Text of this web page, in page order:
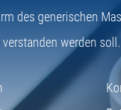
des generischen
werden soll.